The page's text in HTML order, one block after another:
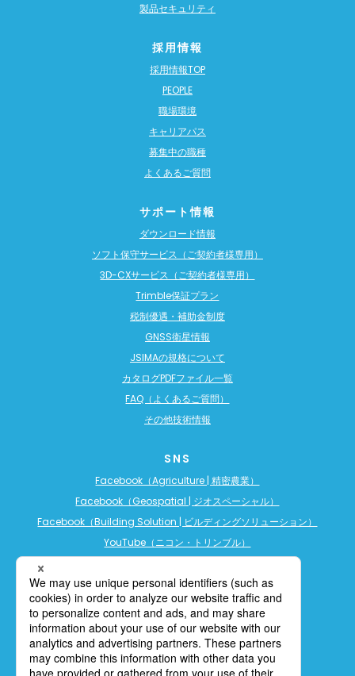
製品セキュリティ
採用情報
採用情報TOP
PEOPLE
職場環境
キャリアパス
募集中の職種
よくあるご質問
サポート情報
ダウンロード情報
ソフト保守サービス（ご契約者様専用）
3D-CXサービス（ご契約者様専用）
Trimble保証プラン
税制優遇・補助金制度
GNSS衛星情報
JSIMAの規格について
カタログPDFファイル一覧
FAQ（よくあるご質問）
その他技術情報
SNS
Facebook（Agriculture | 精密農業）
Facebook（Geospatial | ジオスペーシャル）
Facebook（Building Solution | ビルディングソリューション）
YouTube（ニコン・トリンブル）
YouTube（ビルディングソリューション）
LINE公式アカウント（精密農業）